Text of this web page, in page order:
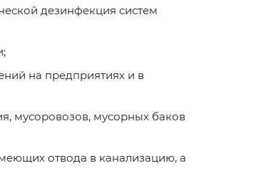
дезинфекция систем
на предприятиях и в
мусоровозов, мусорных баков
отвода в канализацию, а